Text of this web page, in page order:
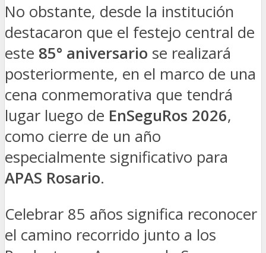
No obstante, desde la institución
destacaron que el festejo central de
este 85° aniversario se realizará
posteriormente, en el marco de una
cena conmemorativa que tendrá
lugar luego de EnSeguRos 2026,
como cierre de un año
especialmente significativo para
APAS Rosario.
Celebrar 85 años significa reconocer
el camino recorrido junto a los